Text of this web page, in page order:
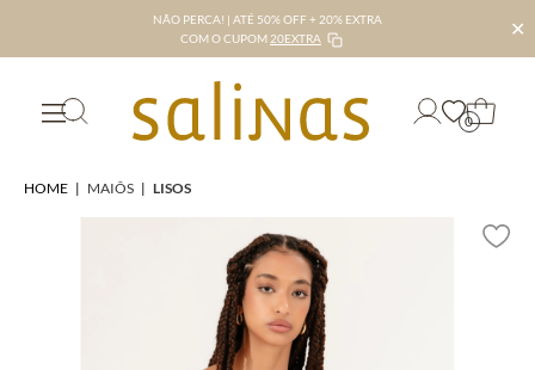
NÃO PERCA! | ATÉ 50% OFF + 20% EXTRA
COM O CUPOM 20EXTRA ✕
0
HOME | MAIÔS | LISOS